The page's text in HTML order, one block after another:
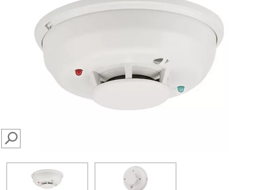
SEARCH